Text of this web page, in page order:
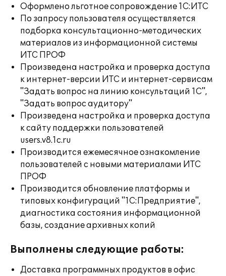
Оформлено льготное сопровождение 1С:ИТС
По запросу пользователя осуществляется
подборка консультационно-методических
материалов из информационной системы
ИТС ПРОФ
Произведена настройка и проверка доступа
к интернет-версии ИТС и интернет-сервисам
"Задать вопрос на линию консультаций 1С",
"Задать вопрос аудитору"
Произведена настройка и проверка доступа
к сайту поддержки пользователей
users.v8.1c.ru
Производится ежемесячное ознакомление
пользователей с новыми материалами ИТС
ПРОФ
Производится обновление платформы и
типовых конфигураций "1С:Предприятие",
диагностика состояния информационной
базы, создание архивных копий
Выполнены следующие работы:
Доставка программных продуктов в офис